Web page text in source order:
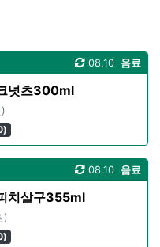
음료
08.10
넛츠300ml
음료
08.10
치살구355ml
)